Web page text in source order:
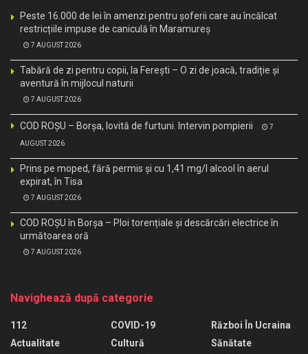
Peste 16.000 de lei în amenzi pentru șoferii care au încălcat
restricțiile impuse de caniculă în Maramureș
7 AUGUST 2026
Tabără de zi pentru copii, la Ferești – O zi de joacă, tradiție și
aventură în mijlocul naturii
7 AUGUST 2026
COD ROȘU – Borșa, lovită de furtuni. Intervin pompierii 7
AUGUST 2026
Prins pe moped, fără permis și cu 1,41 mg/l alcool în aerul
expirat, în Tisa
7 AUGUST 2026
COD ROȘU în Borșa – Ploi torențiale și descărcări electrice în
următoarea oră
7 AUGUST 2026
Navighează după categorie
112
Actualitate
COVID-19
Cultură
Război În Ucraina
Sănătate